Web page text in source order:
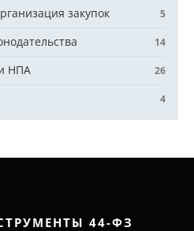
закупок 5
14
НПА 26
4
44-ФЗ